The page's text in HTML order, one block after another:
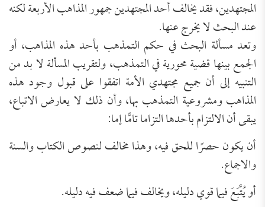
المجتهدين، فقد يخالف أحد المجتهدين جمهور المذاهب الأربعة لكنه
عند البحث لا يخرج عنها.
وتعد مسألة البحث في حكم التمذهب بأحد هذه المذاهب، أو
الجمع بينها قضية محورية في التمذهب، ولتقريب المسألة لا بد من
التنبيه إلى أن جميع مجتهدي الأمة اتفقوا على قبول وجود هذه
المذاهب ومشروعية التمذهب بها، وأن ذلك لا يعارض الاتباع،
يبقى أن الالتزام بأحدها التزاما تامًّا إما:
أن يكون حصرًا للحق فيه، وهذا مخالف لنصوص الكتاب والسنة
والاجماع.
أو يُتَّبَعَ فيما قوي دليله، ويخالف فيما ضعف فيه دليله.